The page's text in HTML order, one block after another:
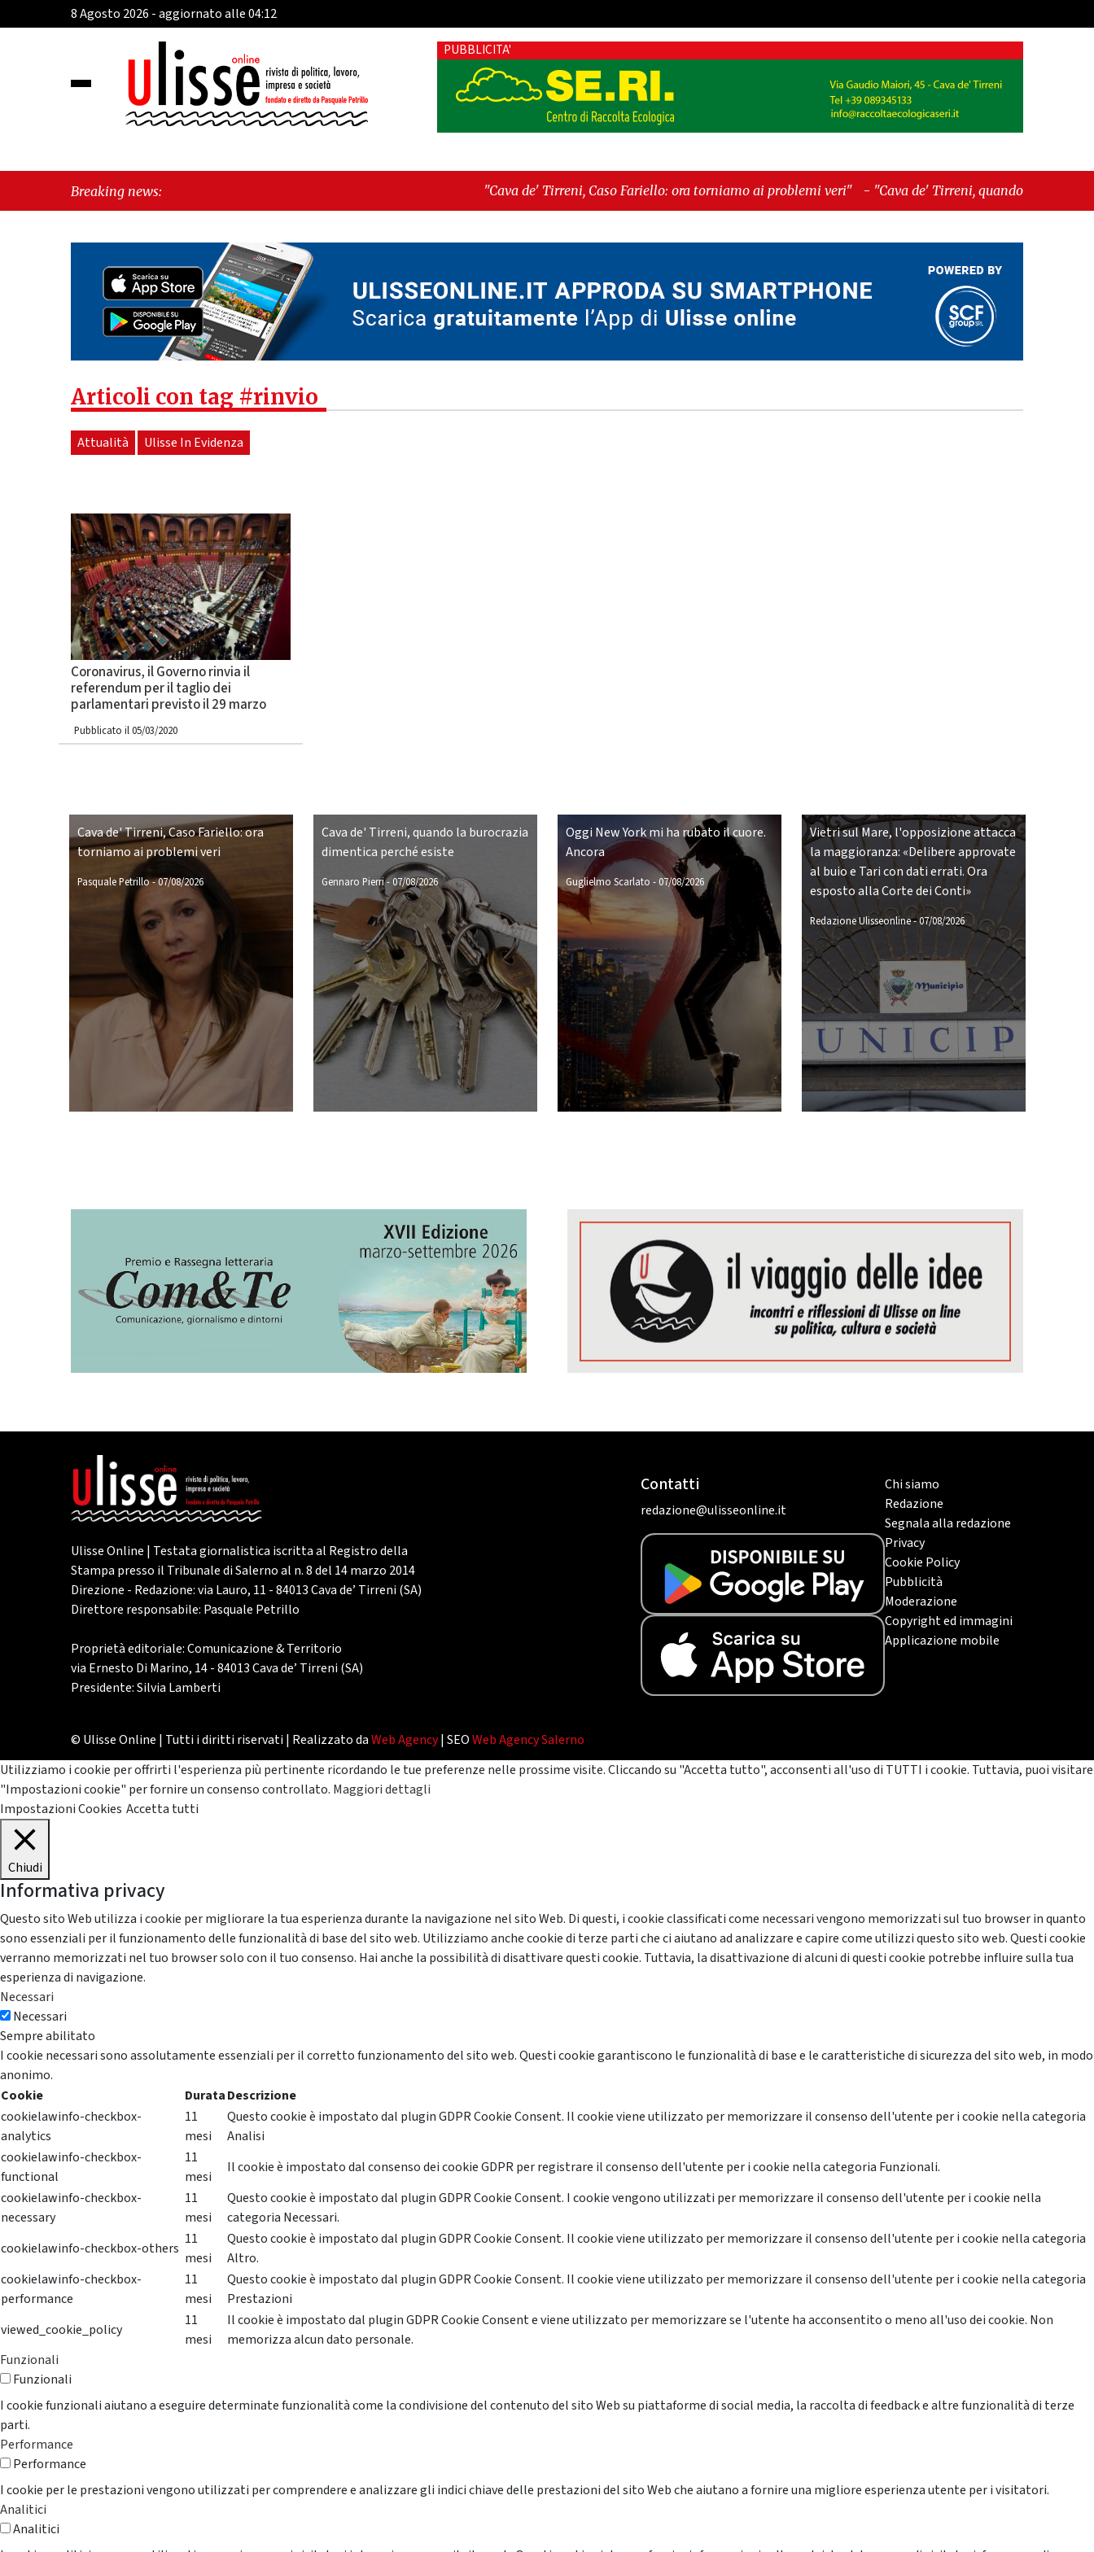
8 Agosto 2026 - aggiornato alle 04:12
PUBBLICITA'
Breaking news: "Cava de' Tirreni, Caso Fariello: ora torniamo ai problemi veri" - "Cava de' Tirreni, quando la burocrazia
dimentica perché esiste"
Articoli con tag #rinvio
Attualità Ulisse In Evidenza
Coronavirus, il Governo rinvia il
referendum per il taglio dei
parlamentari previsto il 29 marzo
Pubblicato il 05/03/2020
Cava de' Tirreni, Caso Fariello: ora
torniamo ai problemi veri
Pasquale Petrillo-07/08/2026
Cava de' Tirreni, quando la burocrazia
dimentica perché esiste
Gennaro Pierri- 07/08/2026
Oggi New York mi ha rubato il cuore.
Ancora
Guglielmo Scarlato -07/08/2026
Vietri sul Mare, l'opposizione attacca
la maggioranza: «Delibere approvate
al buio e Tari con dati errati. Ora
esposto alla Corte dei Conti»
Redazione Ulisseonline-07/08/2026
Ulisse Online | Testata giornalistica iscritta al Registro della
Stampa presso il Tribunale di Salerno al n. 8 del 14 marzo 2014
Direzione - Redazione: via Lauro, 11 - 84013 Cava de’ Tirreni (SA)
Direttore responsabile: Pasquale Petrillo
Proprietà editoriale: Comunicazione & Territorio
via Ernesto Di Marino, 14 - 84013 Cava de’ Tirreni (SA)
Presidente: Silvia Lamberti
Contatti
redazione@ulisseonline.it
Chi siamo
Redazione
Segnala alla redazione
Privacy
Cookie Policy
Pubblicità
Moderazione
Copyright ed immagini
Applicazione mobile
© Ulisse Online | Tutti i diritti riservati | Realizzato daWeb Agency| SEOWeb Agency Salerno
Utilizziamo i cookie per offrirti l'esperienza più pertinente ricordando le tue preferenze nelle prossime visite. Cliccando su "Accetta tutto", acconsenti all'uso di TUTTI i cookie. Tuttavia, puoi visitare
"Impostazioni cookie" per fornire un consenso controllato. Maggiori dettagli
Impostazioni Cookies Accetta tutti
Chiudi
Informativa privacy
Questo sito Web utilizza i cookie per migliorare la tua esperienza durante la navigazione nel sito Web. Di questi, i cookie classificati come necessari vengono memorizzati sul tuo browser in quanto
sono essenziali per il funzionamento delle funzionalità di base del sito web. Utilizziamo anche cookie di terze parti che ci aiutano ad analizzare e capire come utilizzi questo sito web. Questi cookie
verranno memorizzati nel tuo browser solo con il tuo consenso. Hai anche la possibilità di disattivare questi cookie. Tuttavia, la disattivazione di alcuni di questi cookie potrebbe influire sulla tua
esperienza di navigazione.
Necessari
Necessari
Sempre abilitato
I cookie necessari sono assolutamente essenziali per il corretto funzionamento del sito web. Questi cookie garantiscono le funzionalità di base e le caratteristiche di sicurezza del sito web, in modo
anonimo.
Cookie
DurataDescrizione
cookielawinfo-checkbox-
analytics
11
mesi
Questo cookie è impostato dal plugin GDPR Cookie Consent. Il cookie viene utilizzato per memorizzare il consenso dell'utente per i cookie nella categoria
Analisi
cookielawinfo-checkbox-
functional
11
mesi
Il cookie è impostato dal consenso dei cookie GDPR per registrare il consenso dell'utente per i cookie nella categoria Funzionali.
cookielawinfo-checkbox-
necessary
11
mesi
Questo cookie è impostato dal plugin GDPR Cookie Consent. I cookie vengono utilizzati per memorizzare il consenso dell'utente per i cookie nella
categoria Necessari.
cookielawinfo-checkbox-others
11
mesi
Questo cookie è impostato dal plugin GDPR Cookie Consent. Il cookie viene utilizzato per memorizzare il consenso dell'utente per i cookie nella categoria
Altro.
cookielawinfo-checkbox-
performance
11
mesi
Questo cookie è impostato dal plugin GDPR Cookie Consent. Il cookie viene utilizzato per memorizzare il consenso dell'utente per i cookie nella categoria
Prestazioni
viewed_cookie_policy
11
mesi
Il cookie è impostato dal plugin GDPR Cookie Consent e viene utilizzato per memorizzare se l'utente ha acconsentito o meno all'uso dei cookie. Non
memorizza alcun dato personale.
Funzionali
Funzionali
I cookie funzionali aiutano a eseguire determinate funzionalità come la condivisione del contenuto del sito Web su piattaforme di social media, la raccolta di feedback e altre funzionalità di terze
parti.
Performance
Performance
I cookie per le prestazioni vengono utilizzati per comprendere e analizzare gli indici chiave delle prestazioni del sito Web che aiutano a fornire una migliore esperienza utente per i visitatori.
Analitici
Analitici